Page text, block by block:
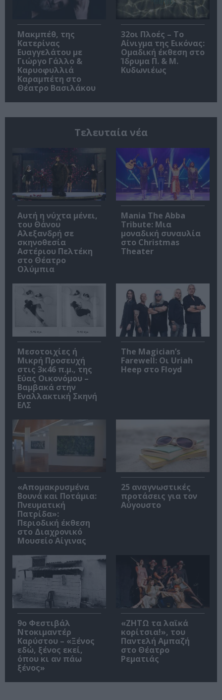
Μακμπέθ, της
Κατερίνας
Ευαγγελάτου με
Γιώργο Γάλλο &
Καρυοφυλλιά
Καραμπέτη στο
Θέατρο Βασιλάκου
32οι Πλοές – Το
Αίνιγμα της Εικόνας:
Ομαδική έκθεση στο
Ίδρυμα Π. & Μ.
Κυδωνιέως
Τελευταία νέα
Αυτή η νύχτα μένει,
του Θάνου
Αλεξανδρή σε
σκηνοθεσία
Αστέριου Πελτέκη
στο Θέατρο
Ολύμπια
Mania The Abba
Tribute: Μια
μοναδική συναυλία
στο Christmas
Theater
Μεσοτοιχίες ή
Μικρή Προσευχή
στις 3κ46 π.μ., της
Εύας Οικονόμου –
Βαμβακά στην
Εναλλακτική Σκηνή
ΕΛΣ
The Magician’s
Farewell: Οι Uriah
Heep στο Floyd
«Απομακρυσμένα
Βουνά και Ποτάμια:
Πνευματική
Πατρίδα»:
Περιοδική έκθεση
στο Διαχρονικό
Μουσείο Αίγινας
25 αναγνωστικές
προτάσεις για τον
Αύγουστο
9ο Φεστιβάλ
Ντοκιμαντέρ
Καρύστου – «Ξένος
εδώ, ξένος εκεί,
όπου κι αν πάω
ξένος»
«ΖΗΤΩ τα λαϊκά
κορίτσια!», του
Παντελή Αμπαζή
στο Θέατρο
Ρεματιάς